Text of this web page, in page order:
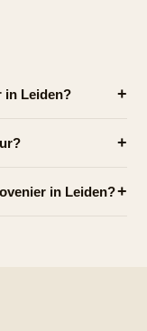
in Leiden? +
+
in Leiden?+